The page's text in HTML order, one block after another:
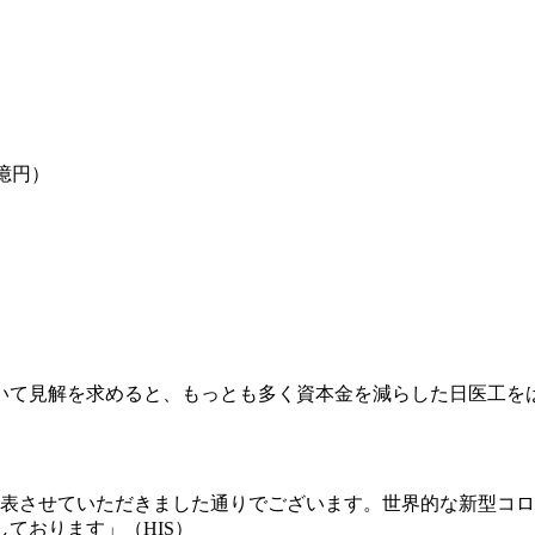
）
解を求めると、もっとも多く資本金を減らした日医工を
させていただきました通りでございます。世界的な新型コ
おります」（HIS）